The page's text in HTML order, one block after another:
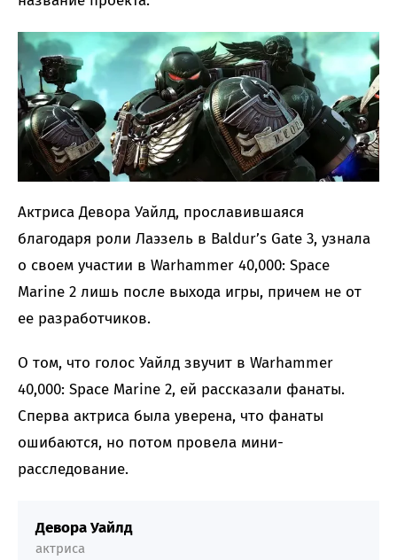
Актриса Девора Уайлд, прославившаяся
благодаря роли Лаэзель в Baldur’s Gate 3, узнала
о своем участии в Warhammer 40,000: Space
Marine 2 лишь после выхода игры, причем не от
ее разработчиков.
О том, что голос Уайлд звучит в Warhammer
40,000: Space Marine 2, ей рассказали фанаты.
Сперва актриса была уверена, что фанаты
ошибаются, но потом провела мини-
расследование.
Девора Уайлд
актриса